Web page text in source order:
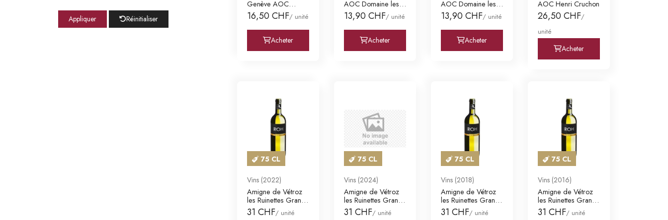
Appliquer Réinitialiser
Genève AOC
Domaine des
Curiades
16,50 CHF/ unité
Acheter
AOC Domaine les
Faunes F. & L. Mis
13,90 CHF/ unité
Acheter
AOC Domaine les
Faunes F. & L. Mis
13,90 CHF/ unité
Acheter
AOC Henri Cruchon
26,50 CHF/
unité
Acheter
75 CL
Vins (2022)
Amigne de Vétroz
les Ruinettes Grand
Cru Valais A
31 CHF/ unité
75 CL
Vins (2024)
Amigne de Vétroz
les Ruinettes Grand
Cru Valais A
31 CHF/ unité
75 CL
Vins (2018)
Amigne de Vétroz
les Ruinettes Grand
Cru Valais A
31 CHF/ unité
75 CL
Vins (2016)
Amigne de Vétroz
les Ruinettes Grand
Cru Valais A
31 CHF/ unité